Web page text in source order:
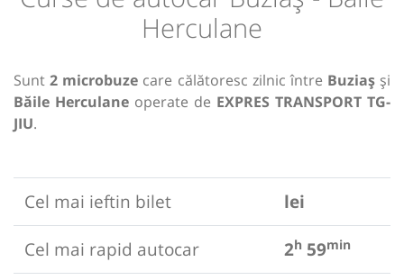
Herculane
Sunt2 microbuze care călătoresc zilnic între Buziașși
Băile Herculane operate de EXPRES TRANSPORT TG-
JIU.
Cel mai ieftin bilet
lei
Cel mai rapid autocar
2h 59min